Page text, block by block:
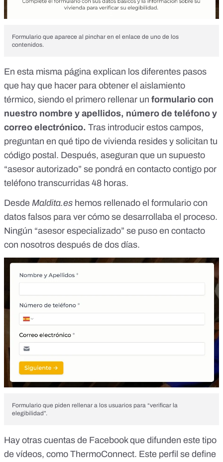
Formulario que aparece al pinchar en el enlace de uno de los
contenidos.
En esta misma página explican los diferentes pasos
que hay que hacer para obtener el aislamiento
térmico, siendo el primero rellenar un formulario con
nuestro nombre y apellidos, número de teléfono y
correo electrónico. Tras introducir estos campos,
preguntan en qué tipo de vivienda resides y solicitan tu
código postal. Después, aseguran que un supuesto
“asesor autorizado” se pondrá en contacto contigo por
teléfono transcurridas 48 horas.
Desde Maldita.es hemos rellenado el formulario con
datos falsos para ver cómo se desarrollaba el proceso.
Ningún “asesor especializado” se puso en contacto
con nosotros después de dos días.
Formulario que piden rellenar a los usuarios para “verificar la
elegibilidad”.
Hay otras cuentas de Facebook que difunden este tipo
de vídeos, como ThermoConnect. Este perfil se define